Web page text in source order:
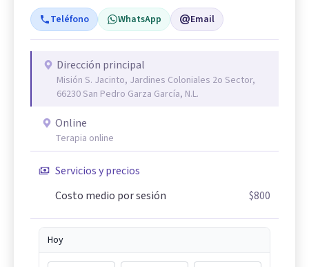
Teléfono WhatsApp Email
Dirección principal
Misión S. Jacinto, Jardines Coloniales 2o Sector,
66230 San Pedro Garza García, N.L.
Online
Terapia online
Servicios y precios
Costo medio por sesión
$800
Hoy